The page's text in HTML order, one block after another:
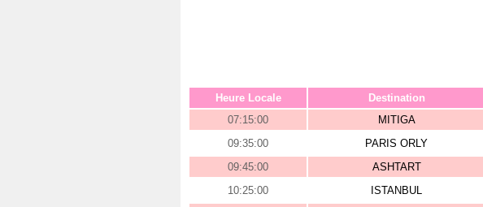
Heure Locale Destination
07:15:00
MITIGA
09:35:00
PARIS ORLY
09:45:00
ASHTART
10:25:00
ISTANBUL